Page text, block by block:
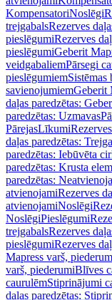
KompensatoriNoslēgi
trejgabalsRezerves
pieslēgumiRezerves
pieslēgumiGeberit
veidgabaliemPārsegi
pieslēgumiemSistēmas
savienojumiemGeberit
daļas paredzētas:
paredzētas: Uzmavas
PārejasLīkumi
daļas paredzētas:
paredzētas: Iebūvēta
paredzētas: Krusta
paredzētas:
atvienojamiRezerves
atvienojamiNoslēgi
NoslēgiPieslēgumi
trejgabalsRezerves
pieslēgumiRezerves
Mapress varš,
varš, piederumiBlīves
caurulēmStiprinājumi
daļas paredzētas: